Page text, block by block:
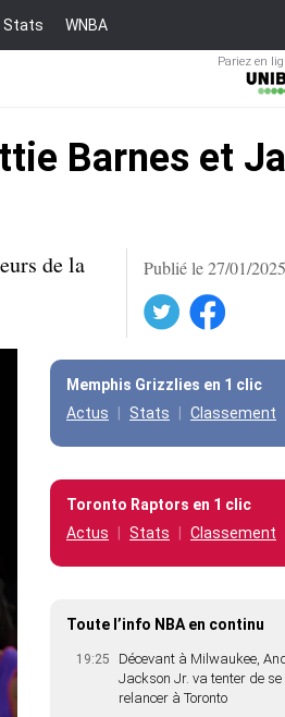
Stats WNBA
Pariez en
Barnes et
Publié le 27/01/
Facebook
de la
Memphis Grizzlies en 1 clic
Actus
Stats Classement
Toronto Raptors en 1 clic
Actus
Stats Classement
Toute l’info NBA en continu
19:25
Décevant à Milwaukee,
Jackson Jr. va tenter de se
relancer à Toronto